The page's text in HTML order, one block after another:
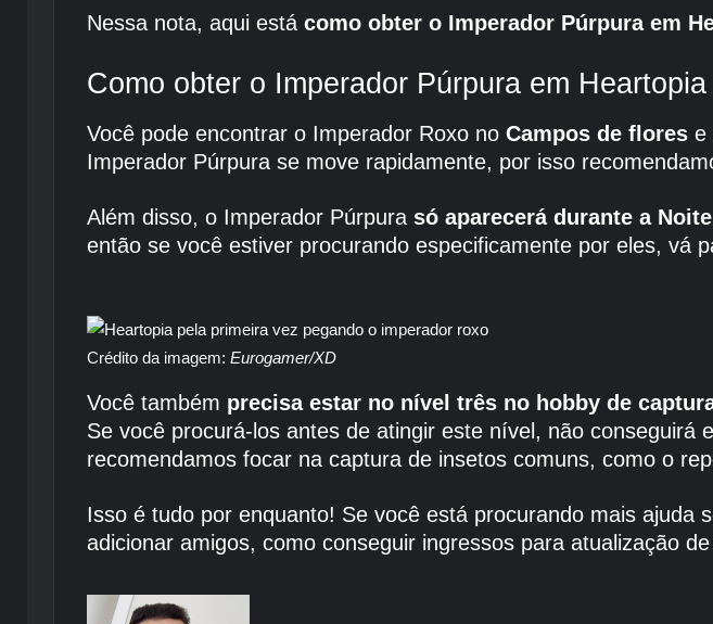
Nessa nota, aqui está como obter o Imperador Púrpura em
Como obter o Imperador Púrpura em Heartopia
Você pode encontrar o Imperador Roxo no Campos de flores e
Imperador Púrpura se move rapidamente, por isso
Além disso, o Imperador Púrpura só aparecerá durante a
então se você estiver procurando especificamente por eles, vá
Crédito da imagem: Eurogamer/XD
Você também precisa estar no nível três no hobby de
Se você procurá-los antes de atingir este nível, não conseguirá
recomendamos focar na captura de insetos comuns, como o
Isso é tudo por enquanto! Se você está procurando mais
adicionar amigos, como conseguir ingressos para atualização